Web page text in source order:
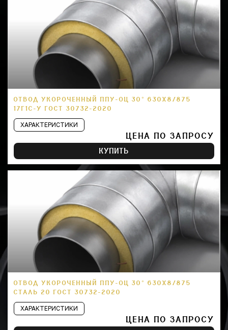
ОТВОД УКОРОЧЕННЫЙ ППУ-ОЦ 30° 630Х8/875
17Г1С-У ГОСТ 30732-2020
ХАРАКТЕРИСТИКИ
ЦЕНА ПО ЗАПРОСУ
КУПИТЬ
ОТВОД УКОРОЧЕННЫЙ ППУ-ОЦ 30° 630Х8/875
СТАЛЬ 20 ГОСТ 30732-2020
ХАРАКТЕРИСТИКИ
ЦЕНА ПО ЗАПРОСУ